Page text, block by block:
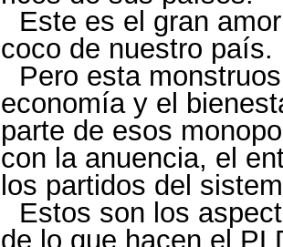
Este es el gran
coco de nuestro país.
Pero esta
economía y el
parte de esos
con la anuencia, el
los partidos del
Estos son los
de lo que hacen el